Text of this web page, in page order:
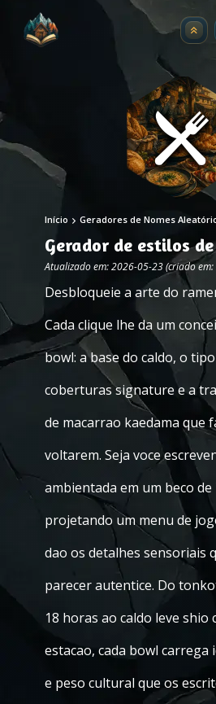
Início Geradores de Nomes
Gerador de estilos
Atualizado em: 2026-05-23 (criado
Desbloqueie a arte do
Cada clique lhe da um
bowl: a base do caldo, o
coberturas signature e a
de macarrao kaedama que
voltarem. Seja voce
ambientada em um beco
projetando um menu de
dao os detalhes sensoriais
parecer autentice. Do
18 horas ao caldo leve shio
estacao, cada bowl
e peso cultural que os